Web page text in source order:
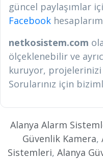
güncel paylaşımlar
Facebook
netkosistem.com
ölçeklenebilir ve
kuruyor,
Sorularınız için
Alanya Alarm
Güvenlik Kamera,
Sistemleri, Alanya